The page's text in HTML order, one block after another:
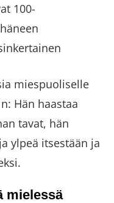
100-
miespuoliselle
Hän haastaa
tavat, hän
ylpeä itsestään ja
mielessä